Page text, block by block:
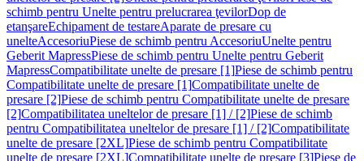
schimb pentru Unelte pentru prelucrarea ţevilorDop de
etanşareEchipament de testareAparate de presare cu
unelteAccesoriuPiese de schimb pentru AccesoriuUnelte pentru
Geberit MapressPiese de schimb pentru Unelte pentru Geberit
MapressCompatibilitate unelte de presare [1]Piese de schimb pentru
Compatibilitate unelte de presare [1]Compatibilitate unelte de
presare [2]Piese de schimb pentru Compatibilitate unelte de presare
[2]Compatibilitatea uneltelor de presare [1] / [2]Piese de schimb
pentru Compatibilitatea uneltelor de presare [1] / [2]Compatibilitate
unelte de presare [2XL]Piese de schimb pentru Compatibilitate
unelte de presare [2XL]Compatibilitate unelte de presare [3]Piese de